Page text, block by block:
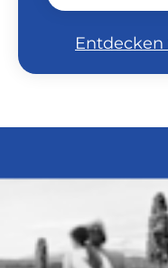
Entdecken